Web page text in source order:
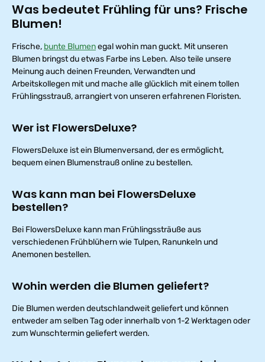
Was bedeutet Frühling für uns? Frische
Blumen!
Frische, bunte Blumenegal wohin man guckt. Mit unseren
Blumen bringst du etwas Farbe ins Leben. Also teile unsere
Meinung auch deinen Freunden, Verwandten und
Arbeitskollegen mit und mache alle glücklich mit einem tollen
Frühlingsstrauß, arrangiert von unseren erfahrenen Floristen.
Wer ist FlowersDeluxe?
FlowersDeluxe ist ein Blumenversand, der es ermöglicht,
bequem einen Blumenstrauß online zu bestellen.
Was kann man bei FlowersDeluxe
bestellen?
Bei FlowersDeluxe kann man Frühlingssträuße aus
verschiedenen Frühblühern wie Tulpen, Ranunkeln und
Anemonen bestellen.
Wohin werden die Blumen geliefert?
Die Blumen werden deutschlandweit geliefert und können
entweder am selben Tag oder innerhalb von 1-2 Werktagen oder
zum Wunschtermin geliefert werden.